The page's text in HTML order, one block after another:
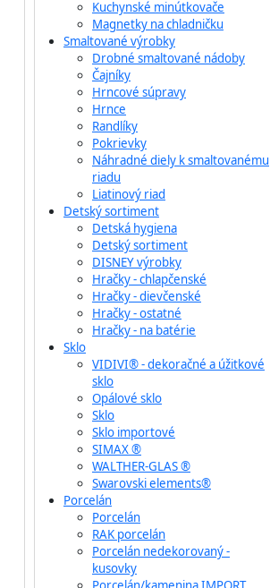
Kuchynské minútkovače
Magnetky na chladničku
Smaltované výrobky
Drobné smaltované nádoby
Čajníky
Hrncové súpravy
Hrnce
Randlíky
Pokrievky
Náhradné diely k smaltovanému
riadu
Liatinový riad
Detský sortiment
Detská hygiena
Detský sortiment
DISNEY výrobky
Hračky - chlapčenské
Hračky - dievčenské
Hračky - ostatné
Hračky - na batérie
Sklo
VIDIVI® - dekoračné a úžitkové
sklo
Opálové sklo
Sklo
Sklo importové
SIMAX ®
WALTHER-GLAS ®
Swarovski elements®
Porcelán
Porcelán
RAK porcelán
Porcelán nedekorovaný -
kusovky